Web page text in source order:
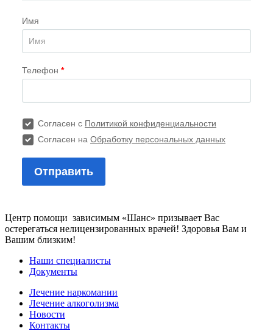
Центр помощи зависимым «Шанс» призывает Вас
остерегаться нелицензированных врачей! Здоровья Вам и
Вашим близким!
Наши специалисты
Документы
Лечение наркомании
Лечение алкоголизма
Новости
Контакты